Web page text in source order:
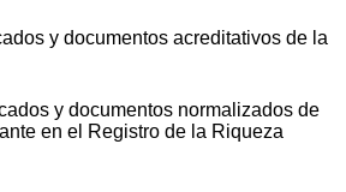
y documentos acreditativos de la
y documentos normalizados de
en el Registro de la Riqueza